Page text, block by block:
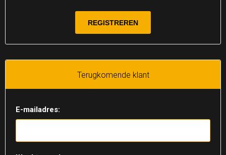
Terugkomende klant
E-mailadres: